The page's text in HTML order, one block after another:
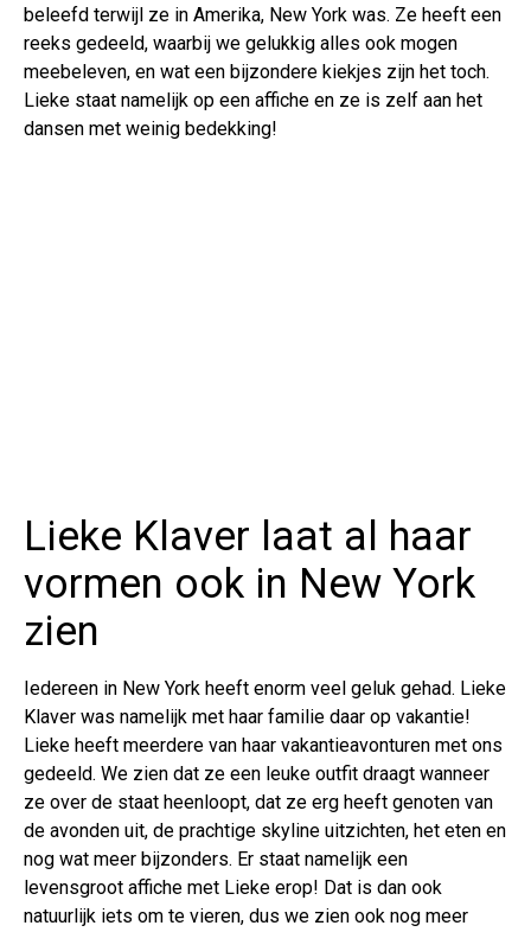
beleefd terwijl ze in Amerika, New York was. Ze heeft een
reeks gedeeld, waarbij we gelukkig alles ook mogen
meebeleven, en wat een bijzondere kiekjes zijn het toch.
Lieke staat namelijk op een affiche en ze is zelf aan het
dansen met weinig bedekking!
Lieke Klaver laat al haar
vormen ook in New York
zien
Iedereen in New York heeft enorm veel geluk gehad. Lieke
Klaver was namelijk met haar familie daar op vakantie!
Lieke heeft meerdere van haar vakantieavonturen met ons
gedeeld. We zien dat ze een leuke outfit draagt wanneer
ze over de staat heenloopt, dat ze erg heeft genoten van
de avonden uit, de prachtige skyline uitzichten, het eten en
nog wat meer bijzonders. Er staat namelijk een
levensgroot affiche met Lieke erop! Dat is dan ook
natuurlijk iets om te vieren, dus we zien ook nog meer